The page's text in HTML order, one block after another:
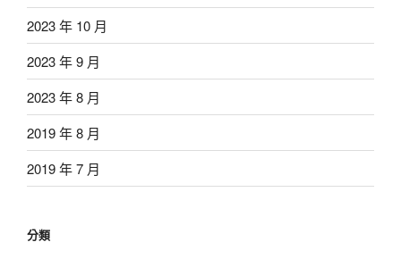
2023 年 10 月
2023 年 9 月
2023 年 8 月
2019 年 8 月
2019 年 7 月
分類